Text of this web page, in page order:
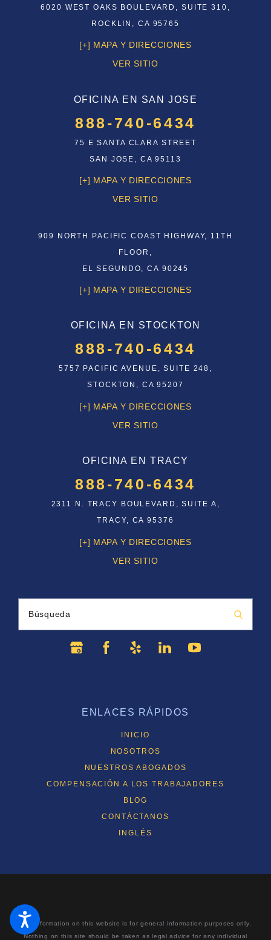
6020 WEST OAKS BOULEVARD, SUITE 310,
ROCKLIN, CA 95765
[+] MAPA Y DIRECCIONES
VER SITIO
OFICINA EN SAN JOSE
888-740-6434
75 E SANTA CLARA STREET
SAN JOSE, CA 95113
[+] MAPA Y DIRECCIONES
VER SITIO
909 NORTH PACIFIC COAST HIGHWAY, 11TH
FLOOR,
EL SEGUNDO, CA 90245
[+] MAPA Y DIRECCIONES
OFICINA EN STOCKTON
888-740-6434
5757 PACIFIC AVENUE, SUITE 248,
STOCKTON, CA 95207
[+] MAPA Y DIRECCIONES
VER SITIO
OFICINA EN TRACY
888-740-6434
2311 N. TRACY BOULEVARD, SUITE A,
TRACY, CA 95376
[+] MAPA Y DIRECCIONES
VER SITIO
Búsqueda
ENLACES RÁPIDOS
INICIO
NOSOTROS
NUESTROS ABOGADOS
COMPENSACIÓN A LOS TRABAJADORES
BLOG
CONTÁCTANOS
INGLÉS
The information on this website is for general information purposes only.
Nothing on this site should be taken as legal advice for any individual